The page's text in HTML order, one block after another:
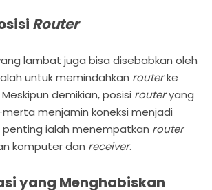
Router
lambat juga bisa disebabkan oleh
untuk memindahkan routerke
demikian, posisi routeryang
menjamin koneksi menjadi
penting ialah menempatkan router
komputer dan receiver.
yang Menghabiskan